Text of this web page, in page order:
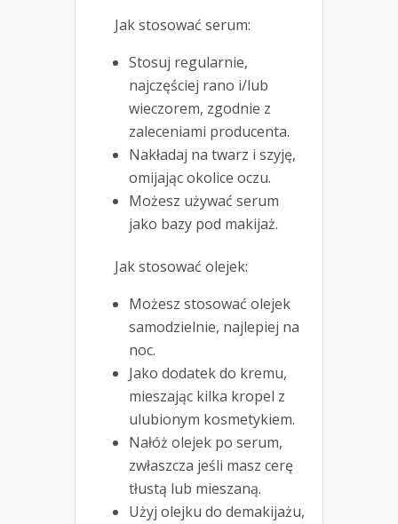
Jak stosować serum:
Stosuj regularnie,
najczęściej rano i/lub
wieczorem, zgodnie z
zaleceniami producenta.
Nakładaj na twarz i szyję,
omijając okolice oczu.
Możesz używać serum
jako bazy pod makijaż.
Jak stosować olejek:
Możesz stosować olejek
samodzielnie, najlepiej na
noc.
Jako dodatek do kremu,
mieszając kilka kropel z
ulubionym kosmetykiem.
Nałóż olejek po serum,
zwłaszcza jeśli masz cerę
tłustą lub mieszaną.
Użyj olejku do demakijażu,